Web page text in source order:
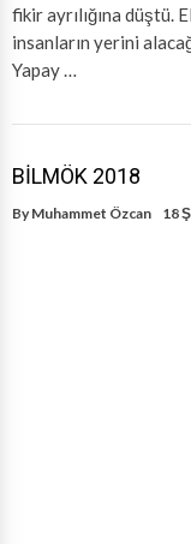
fikir ayrılığına düştü.
insanların yerini
Yapay …
BİLMÖK 2018
By Muhammet Özcan 18